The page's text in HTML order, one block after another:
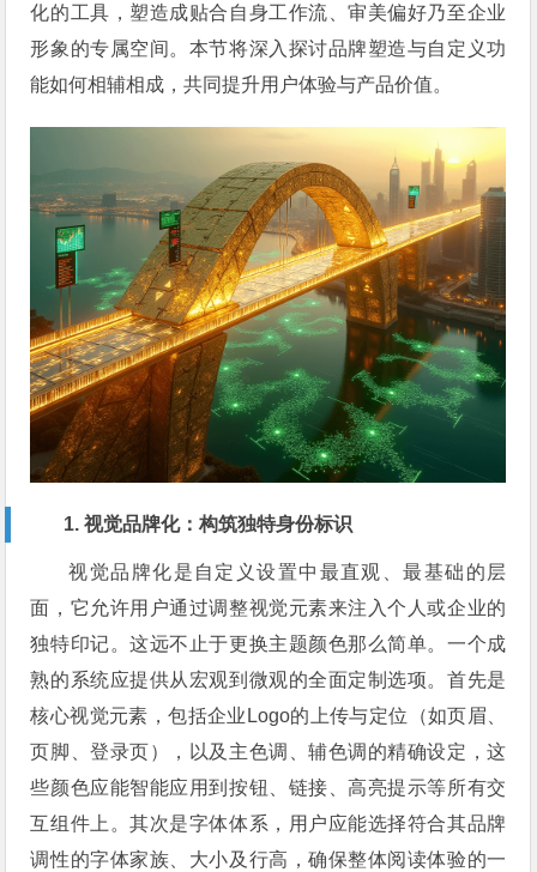
化的工具，塑造成贴合自身工作流、审美偏好乃至企业
形象的专属空间。本节将深入探讨品牌塑造与自定义功
能如何相辅相成，共同提升用户体验与产品价值。
1. 视觉品牌化：构筑独特身份标识
视觉品牌化是自定义设置中最直观、最基础的层
面，它允许用户通过调整视觉元素来注入个人或企业的
独特印记。这远不止于更换主题颜色那么简单。一个成
熟的系统应提供从宏观到微观的全面定制选项。首先是
核心视觉元素，包括企业Logo的上传与定位（如页眉、
页脚、登录页），以及主色调、辅色调的精确设定，这
些颜色应能智能应用到按钮、链接、高亮提示等所有交
互组件上。其次是字体体系，用户应能选择符合其品牌
调性的字体家族、大小及行高，确保整体阅读体验的一